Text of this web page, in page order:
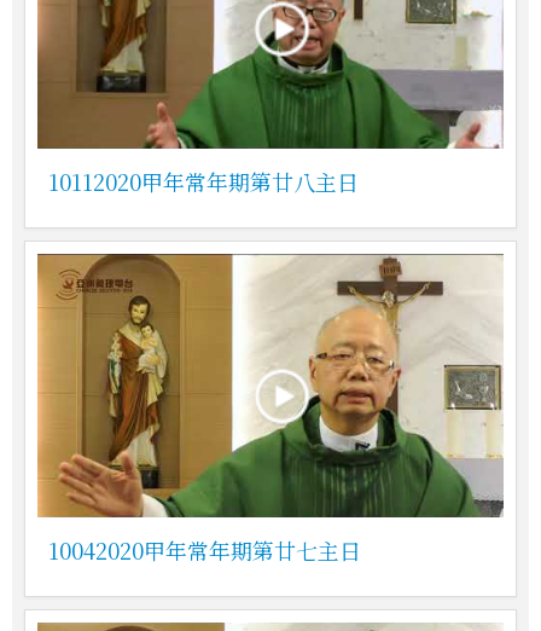
10112020甲年常年期第廿八主日
10042020甲年常年期第廿七主日